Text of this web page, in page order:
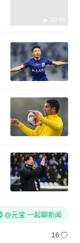
00:09
@元宝 一起聊新闻
16